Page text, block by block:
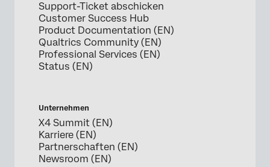
Support-Ticket abschicken
Customer Success Hub
Product Documentation (EN)
Qualtrics Community (EN)
Professional Services (EN)
Status (EN)
Unternehmen
X4 Summit (EN)
Karriere (EN)
Partnerschaften (EN)
Newsroom (EN)